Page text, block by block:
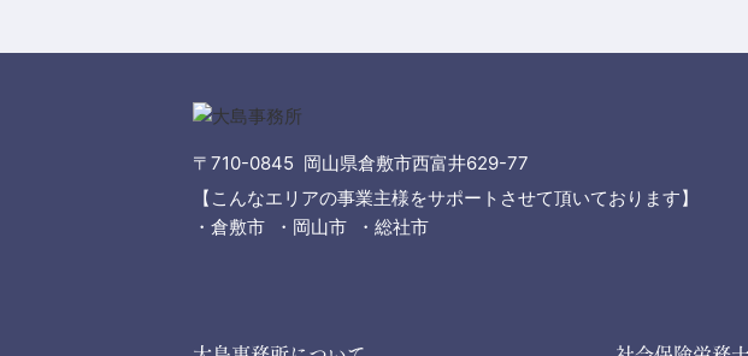
〒710-0845 岡山県倉敷市西富井629-77
【こんなエリアの事業主様をサポートさせて頂いております】
・倉敷市 ・岡山市 ・総社市